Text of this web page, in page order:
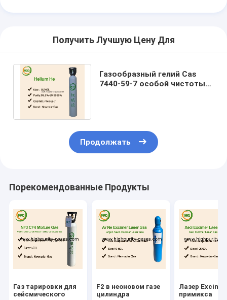
Получить Лучшую Цену Для
Газообразный гелий Cas
7440-59-7 особой чистоты
Продолжать
Порекомендованные Продукты
Газ тарировки для
сейсмического
F2 в неоновом газе
цилиндра
Лазер Excimer
примикса